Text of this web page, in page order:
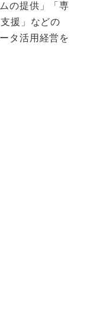
の提供」「専
援」などの
タ活用経営を